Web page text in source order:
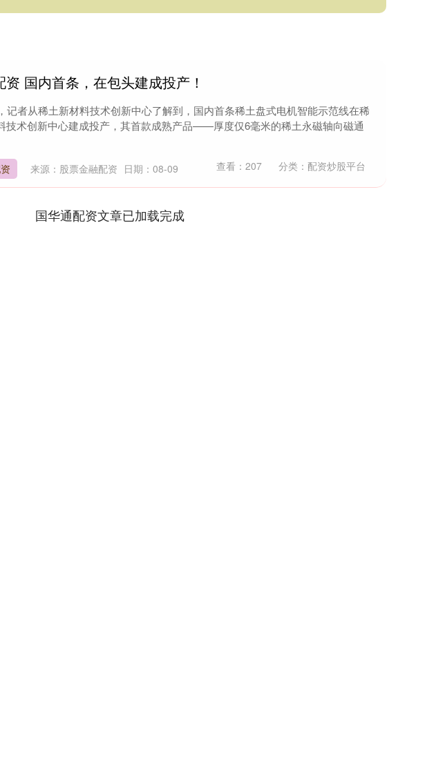
资 国内首条，在包头建成投产！
记者从稀土新材料技术创新中心了解到，国内首条稀土盘式电机智能示范线在稀
技术创新中心建成投产，其首款成熟产品——厚度仅6毫米的稀土永磁轴向磁通
来源：股票金融配资 日期：08-09 查看： 207 分类： 配资炒股平台
国华通配资文章已加载完成